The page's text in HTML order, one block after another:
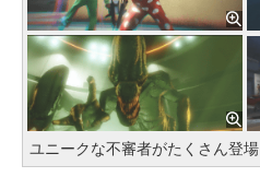
ユニークな不審者がたくさん登場